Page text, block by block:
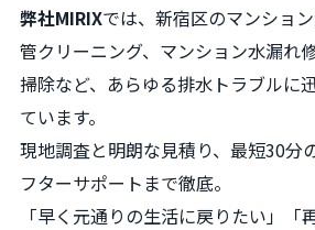
弊社MIRIXでは、新宿区のマンショ
管クリーニング、マンション水漏れ
掃除など、あらゆる排水トラブルに
ています。
現地調査と明朗な見積り、最短30分
フターサポートまで徹底。
「早く元通りの生活に戻りたい」「